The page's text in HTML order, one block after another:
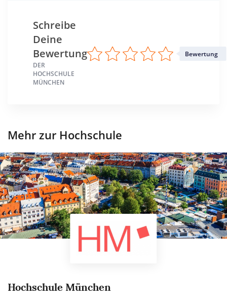
Schreibe
Deine
Bewertung
DER
HOCHSCHULE
MÜNCHEN
Bewertung
Mehr zur Hochschule
Hochschule München